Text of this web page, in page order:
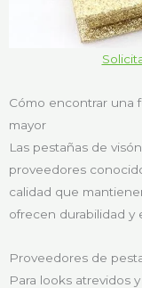
Cómo encontrar una
mayor
Las pestañas de
proveedores
calidad que
ofrecen durabilidad y
Proveedores de
Para looks atrevidos